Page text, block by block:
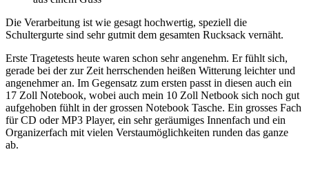
Die Verarbeitung ist wie gesagt hochwertig, speziell die
Schultergurte sind sehr gutmit dem gesamten Rucksack vernäht.
Erste Tragetests heute waren schon sehr angenehm. Er fühlt sich,
gerade bei der zur Zeit herrschenden heißen Witterung leichter und
angenehmer an. Im Gegensatz zum ersten passt in diesen auch ein
17 Zoll Notebook, wobei auch mein 10 Zoll Netbook sich noch gut
aufgehoben fühlt in der grossen Notebook Tasche. Ein grosses Fach
für CD oder MP3 Player, ein sehr geräumiges Innenfach und ein
Organizerfach mit vielen Verstaumöglichkeiten runden das ganze
ab.